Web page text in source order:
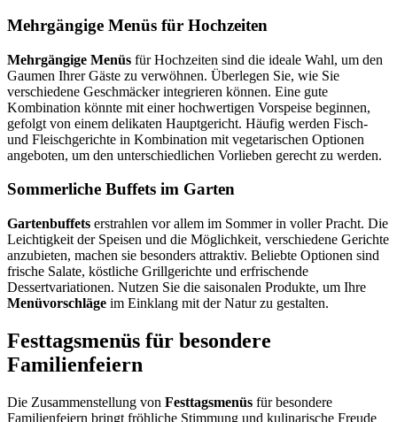
Mehrgängige Menüs für Hochzeiten
Mehrgängige Menüs für Hochzeiten sind die ideale Wahl, um den
Gaumen Ihrer Gäste zu verwöhnen. Überlegen Sie, wie Sie
verschiedene Geschmäcker integrieren können. Eine gute
Kombination könnte mit einer hochwertigen Vorspeise beginnen,
gefolgt von einem delikaten Hauptgericht. Häufig werden Fisch-
und Fleischgerichte in Kombination mit vegetarischen Optionen
angeboten, um den unterschiedlichen Vorlieben gerecht zu werden.
Sommerliche Buffets im Garten
Gartenbuffets erstrahlen vor allem im Sommer in voller Pracht. Die
Leichtigkeit der Speisen und die Möglichkeit, verschiedene Gerichte
anzubieten, machen sie besonders attraktiv. Beliebte Optionen sind
frische Salate, köstliche Grillgerichte und erfrischende
Dessertvariationen. Nutzen Sie die saisonalen Produkte, um Ihre
Menüvorschläge im Einklang mit der Natur zu gestalten.
Festtagsmenüs für besondere
Familienfeiern
Die Zusammenstellung von Festtagsmenüs für besondere
Familienfeiern bringt fröhliche Stimmung und kulinarische Freude